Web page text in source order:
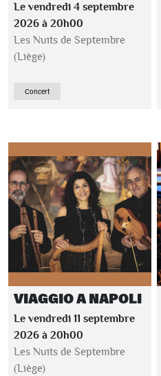
Le vendredi 4 septembre
2026 à 20h00
Les Nuits de Septembre
(Liège)
Concert
VIAGGIO A NAPOLI
Le vendredi 11 septembre
2026 à 20h00
Les Nuits de Septembre
(Liège)